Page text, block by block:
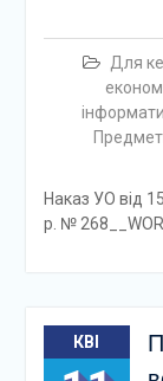
Для
Наказ УО від
р. №
КВІ